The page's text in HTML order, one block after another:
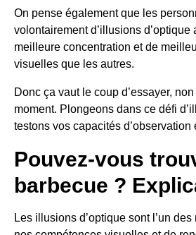
On pense également que les
volontairement d’illusions
meilleure concentration et de
visuelles que les autres.
Donc ça vaut le coup d’essayer, non
moment. Plongeons dans ce défi
testons vos capacités d’observation
Pouvez-vous
barbecue ?
Les illusions d’optique sont l’un